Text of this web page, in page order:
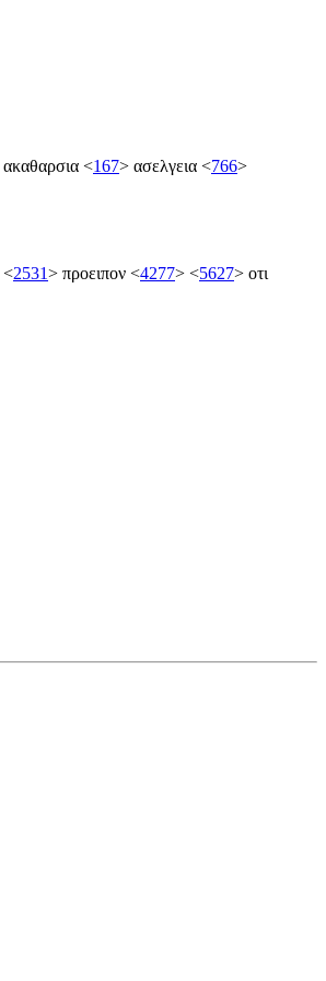
ακαθαρσια <167> ασελγεια <766>
<2531> προειπον <4277> <5627> οτι